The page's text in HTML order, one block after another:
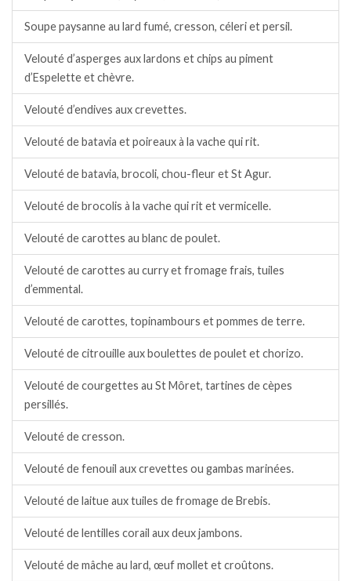
Soupe paysanne au lard fumé, cresson, céleri et persil.
Velouté d’asperges aux lardons et chips au piment
d’Espelette et chèvre.
Velouté d’endives aux crevettes.
Velouté de batavia et poireaux à la vache qui rit.
Velouté de batavia, brocoli, chou-fleur et St Agur.
Velouté de brocolis à la vache qui rit et vermicelle.
Velouté de carottes au blanc de poulet.
Velouté de carottes au curry et fromage frais, tuiles
d’emmental.
Velouté de carottes, topinambours et pommes de terre.
Velouté de citrouille aux boulettes de poulet et chorizo.
Velouté de courgettes au St Môret, tartines de cèpes
persillés.
Velouté de cresson.
Velouté de fenouil aux crevettes ou gambas marinées.
Velouté de laitue aux tuiles de fromage de Brebis.
Velouté de lentilles corail aux deux jambons.
Velouté de mâche au lard, œuf mollet et croûtons.